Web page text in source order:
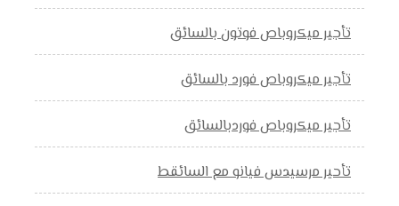
تأجير ميكروباص فوتون بالسائق
تأجير ميكروباص فورد بالسائق
تأجير ميكروباص فوردبالسائق
تأحير مرسيدس فيانو مع السائقط